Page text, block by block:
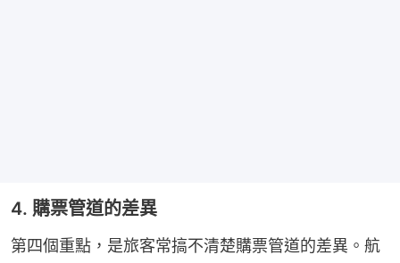
4. 購票管道的差異
第四個重點，是旅客常搞不清楚購票管道的差異。航